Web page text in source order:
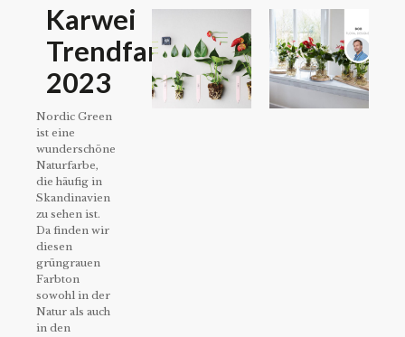
Karwei
Trendfarbe
2023
Nordic Green
ist eine
wunderschöne
Naturfarbe,
die häufig in
Skandinavien
zu sehen ist.
Da finden wir
diesen
grüngrauen
Farbton
sowohl in der
Natur als auch
in den